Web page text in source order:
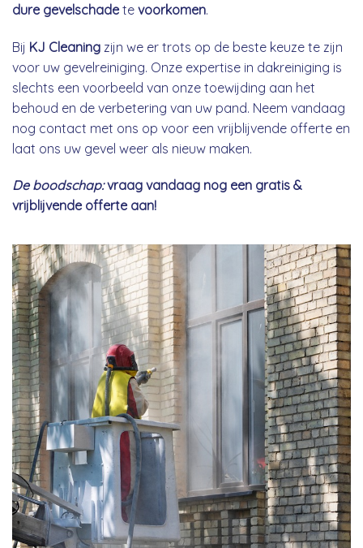
dure gevelschadete voorkomen.
Bij KJ Cleaning zijn we er trots op de beste keuze te zijn
voor uw gevelreiniging. Onze expertise in dakreiniging is
slechts een voorbeeld van onze toewijding aan het
behoud en de verbetering van uw pand. Neem vandaag
nog contact met ons op voor een vrijblijvende offerte en
laat ons uw gevel weer als nieuw maken.
De boodschap:vraag vandaag nog een gratis &
vrijblijvende offerte aan!